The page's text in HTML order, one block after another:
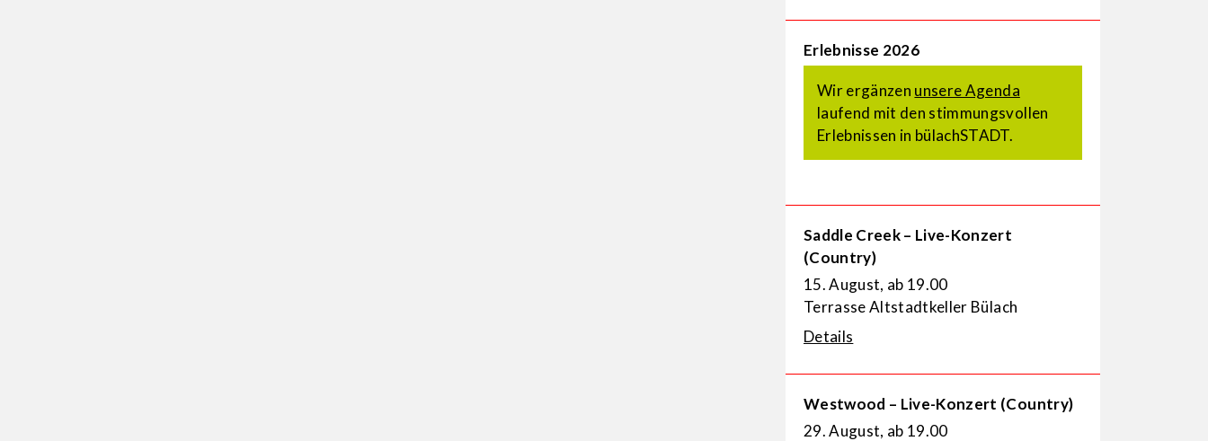
Erlebnisse 2026
Wir ergänzen unsere Agenda
laufend mit den stimmungsvollen
Erlebnissen in bülachSTADT.
Saddle Creek – Live-Konzert
(Country)
15. August, ab 19.00
Terrasse Altstadtkeller Bülach
Details
Westwood – Live-Konzert (Country)
29. August, ab 19.00